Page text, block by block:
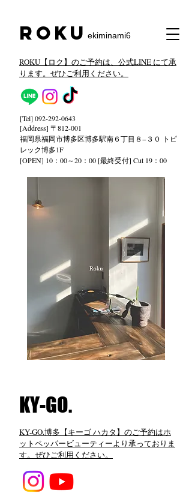
​Roku ekiminami6
[Tel] 092-292-0643
[Address] 〒812-001
福岡県福岡市博多区博多駅南６丁目８−３０ トピ
レック博多1F
[OPEN] 10：00～20：00 [最終受付] Cut 19：00
ROKU【ロク】のご予約は、公式LINE にて承
ります。ぜひご利用ください。
​KY-GO.
KY-GO.博多【キーゴ ハカタ】のご予約はホ
ットペッパービューティーより承っておりま
す。ぜひご利用ください。